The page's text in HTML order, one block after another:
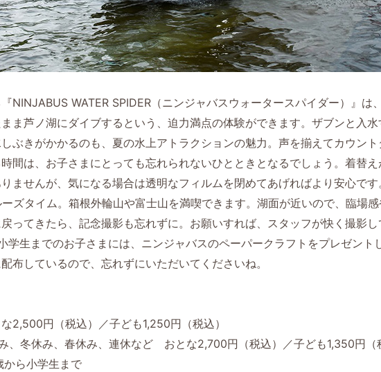
NINJABUS WATER SPIDER（ニンジャバスウォータースパイダー）』は
ま芦ノ湖にダイブするという、迫力満点の体験ができます。ザブンと入
ぶきがかかるのも、夏の水上アトラクションの魅力。声を揃えてカウント
間は、お子さまにとっても忘れられないひとときとなるでしょう。着替
ませんが、気になる場合は透明なフィルムを閉めてあげればより安心で
ズタイム。箱根外輪山や富士山を満喫できます。湖面が近いので、臨場
ってきたら、記念撮影も忘れずに。お願いすれば、スタッフが快く撮影
学生までのお子さまには、ニンジャバスのペーパークラフトをプレゼント
布しているので、忘れずにいただいてくださいね。
2,500円（税込）／子ども1,250円（税込）
、冬休み、春休み、連休など おとな2,700円（税込）／子ども1,350円（
ら小学生まで